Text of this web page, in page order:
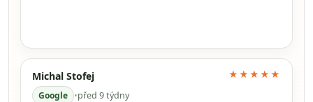
Michal Stofej
Google •před 9 týdny
★★★★★